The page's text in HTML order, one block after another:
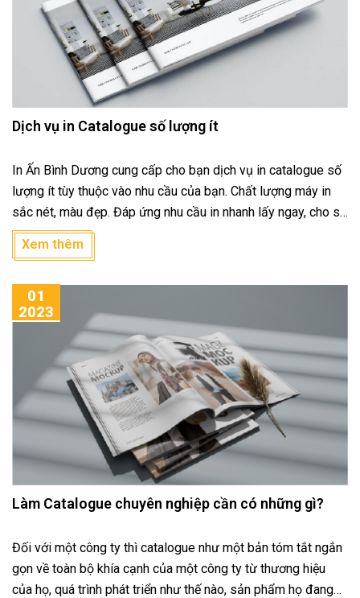
Dịch vụ in Catalogue số lượng ít
In Ấn Bình Dương cung cấp cho bạn dịch vụ in catalogue số
lượng ít tùy thuộc vào nhu cầu của bạn. Chất lượng máy in
sắc nét, màu đẹp. Đáp ứng nhu cầu in nhanh lấy ngay, cho sự
kiện, hội chợ, ...
Xem thêm
Làm Catalogue chuyên nghiệp cần có những gì?
Đối với một công ty thì catalogue như một bản tóm tắt ngắn
gọn về toàn bộ khía cạnh của một công ty từ thương hiệu
của họ, quá trình phát triển như thế nào, sản phẩm họ đang
01
2023